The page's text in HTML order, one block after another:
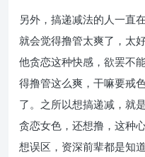
另外，搞递减法的人一直
就会觉得撸管太爽了，太
他贪恋这种快感，欲罢不
得撸管这么爽，干嘛要戒
了。之所以想搞递减，就
贪恋女色，还想撸，这种
想误区，资深前辈都是知道